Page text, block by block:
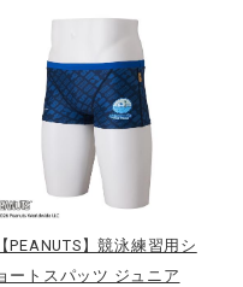
【PEANUTS】競泳練習用シ
ートスパッツ ジュニア